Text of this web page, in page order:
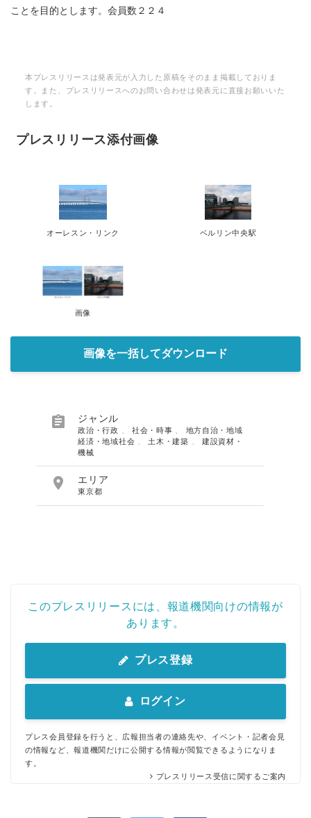
ことを目的とします。会員数２２４
本プレスリリースは発表元が入力した原稿をそのまま掲載しておりま
す。また、プレスリリースへのお問い合わせは発表元に直接お願いいた
します。
プレスリリース添付画像
オーレスン・リンク ベルリン中央駅
画像
画像を一括してダウンロード
 ジャンル
政治・行政 社会・時事
地方自治・地域
経済・地域社会
土木・建築
建設資材・
機械
 エリア
東京都
このプレスリリースには、報道機関向けの情報が
あります。
プレス登録
ログイン
プレス会員登録を行うと、広報担当者の連絡先や、イベント・記者会見
の情報など、報道機関だけに公開する情報が閲覧できるようになりま
す。
プレスリリース受信に関するご案内